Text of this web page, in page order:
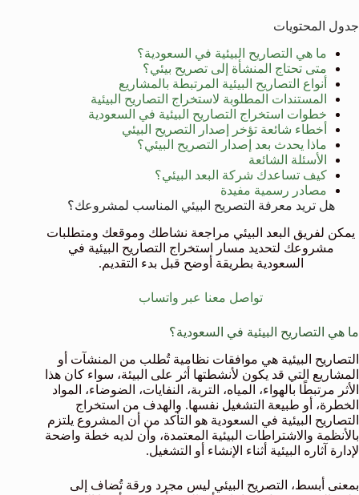
جدول المحتويات
ما هي التصاريح البيئية في السعودية؟
متى تحتاج المنشأة إلى تصريح بيئي؟
أنواع التصاريح البيئية المرتبطة بالمشاريع
المستندات المطلوبة لاستخراج التصاريح البيئية
خطوات استخراج التصاريح البيئية في السعودية
أخطاء شائعة تؤخر إصدار التصريح البيئي
ماذا يحدث بعد إصدار التصريح البيئي؟
الأسئلة الشائعة
كيف تساعدك شركة البعد البيئي؟
مصادر رسمية مفيدة
هل تريد معرفة التصريح البيئي المناسب لمشروعك؟
يمكن لفريق البعد البيئي مراجعة نشاطك وموقعك ومتطلبات
مشروعك لتحديد مسار استخراج التصاريح البيئية في
السعودية بطريقة أوضح قبل بدء التقديم.
تواصل معنا عبر واتساب
ما هي التصاريح البيئية في السعودية؟
التصاريح البيئية هي موافقات نظامية تُطلب من المنشآت أو
المشاريع التي قد يكون لأنشطتها أثر على البيئة، سواء كان هذا
الأثر مرتبطًا بالهواء، المياه، التربة، النفايات، الضوضاء، المواد
الخطرة، أو طبيعة التشغيل نفسها. والهدف من استخراج
التصاريح البيئية في السعودية هو التأكد من أن المشروع يلتزم
بالأنظمة والاشتراطات البيئية المعتمدة، وأن لديه خطة واضحة
لإدارة آثاره البيئية أثناء الإنشاء أو التشغيل.
بمعنى أبسط، التصريح البيئي ليس مجرد ورقة تُضاف إلى